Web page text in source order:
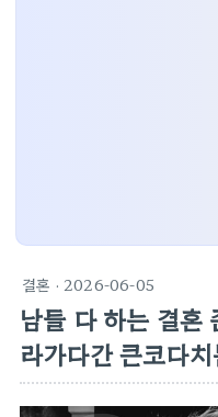
결혼 · 2026-06-05
남들 다 하는 결혼
라가다간 큰코다